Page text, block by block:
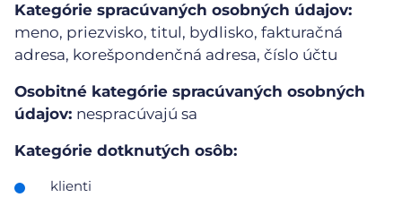
Kategórie spracúvaných osobných údajov:
meno, priezvisko, titul, bydlisko, fakturačná
adresa, korešpondenčná adresa, číslo účtu
Osobitné kategórie spracúvaných osobných
údajov: nespracúvajú sa
Kategórie dotknutých osôb:
klienti